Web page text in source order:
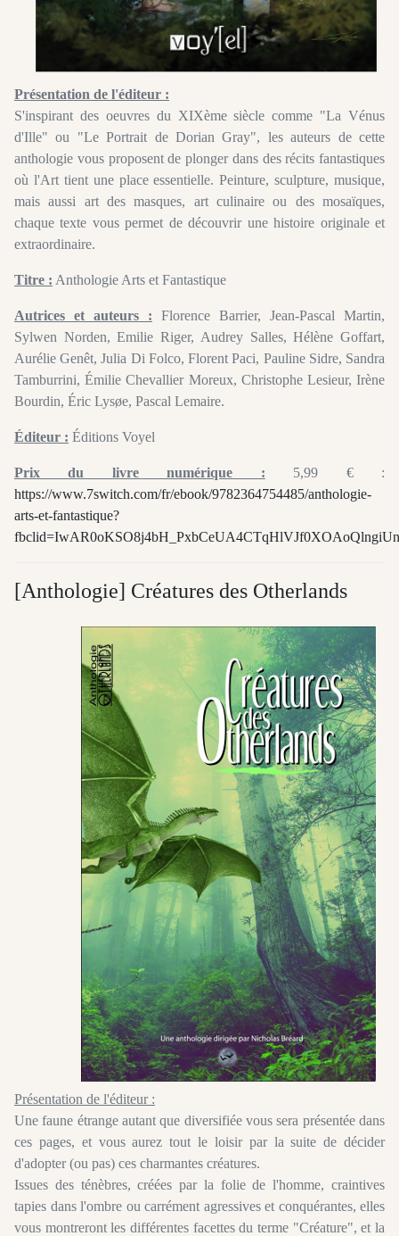
Présentation de l'éditeur :
S'inspirant des oeuvres du XIXème siècle comme "La Vénus
d'Ille" ou "Le Portrait de Dorian Gray", les auteurs de cette
anthologie vous proposent de plonger dans des récits fantastiques
où l'Art tient une place essentielle. Peinture, sculpture, musique,
mais aussi art des masques, art culinaire ou des mosaïques,
chaque texte vous permet de découvrir une histoire originale et
extraordinaire.
Titre : Anthologie Arts et Fantastique
Autrices et auteurs : Florence Barrier, Jean-Pascal Martin,
Sylwen Norden, Emilie Riger, Audrey Salles, Hélène Goffart,
Aurélie Genêt, Julia Di Folco, Florent Paci, Pauline Sidre, Sandra
Tamburrini, Émilie Chevallier Moreux, Christophe Lesieur, Irène
Bourdin, Éric Lysøe, Pascal Lemaire.
Éditeur : Éditions Voyel
Prix du livre numérique : 5,99 € :
https://www.7switch.com/fr/ebook/9782364754485/anthologie-
arts-et-fantastique?
[Anthologie] Créatures des Otherlands
Présentation de l'éditeur :
Une faune étrange autant que diversifiée vous sera présentée dans
ces pages, et vous aurez tout le loisir par la suite de décider
d'adopter (ou pas) ces charmantes créatures.
Issues des ténèbres, créées par la folie de l'homme, craintives
tapies dans l'ombre ou carrément agressives et conquérantes, elles
vous montreront les différentes facettes du terme "Créature", et la